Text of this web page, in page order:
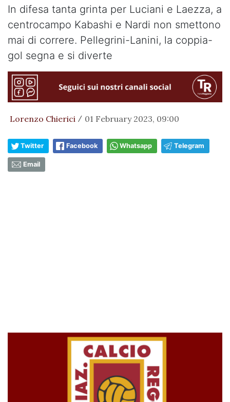
In difesa tanta grinta per Luciani e Laezza, a
centrocampo Kabashi e Nardi non smettono
mai di correre. Pellegrini-Lanini, la coppia-
gol segna e si diverte
Lorenzo Chierici / 01 February 2023, 09:00
Twitter Facebook Whatsapp Telegram
Email